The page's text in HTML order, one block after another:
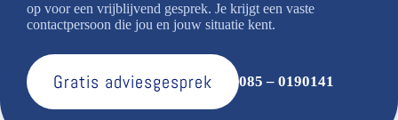
op voor een vrijblijvend gesprek. Je krijgt een vaste
contactpersoon die jou en jouw situatie kent.
Gratis adviesgesprek 085 – 0190141
Over ons